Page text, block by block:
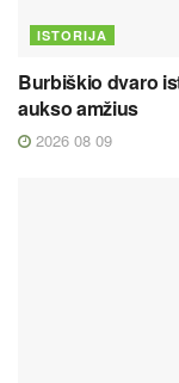
ISTORIJA
Burbiškio dvaro
aukso amžius
2026 08 09